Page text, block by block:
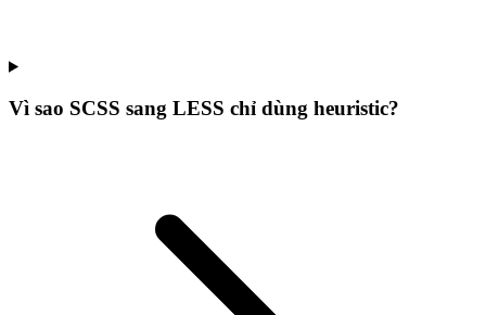
Vì sao SCSS sang LESS chỉ dùng heuristic?